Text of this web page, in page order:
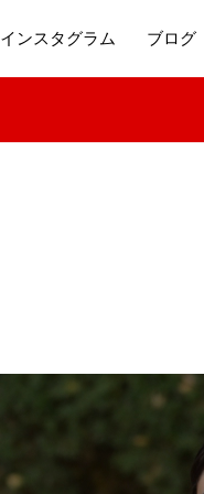
インスタグラム ブログ